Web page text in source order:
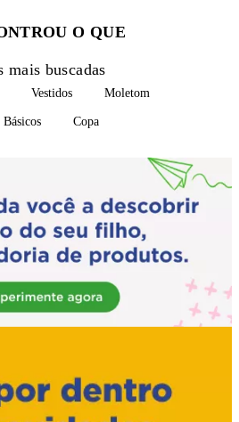
O QUE
mais buscadas
Vestidos Moletom
Básicos Copa